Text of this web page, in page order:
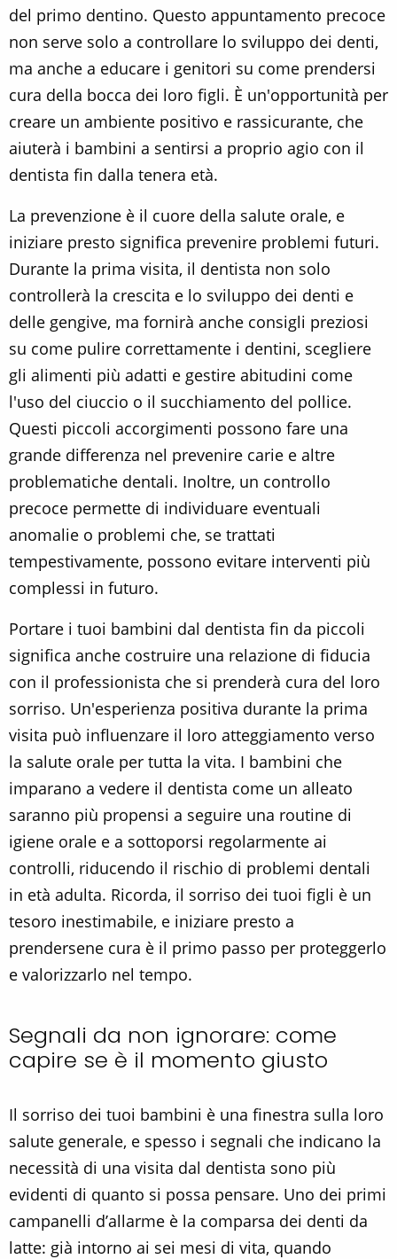
del primo dentino. Questo appuntamento precoce
non serve solo a controllare lo sviluppo dei denti,
ma anche a educare i genitori su come prendersi
cura della bocca dei loro figli. È un'opportunità per
creare un ambiente positivo e rassicurante, che
aiuterà i bambini a sentirsi a proprio agio con il
dentista fin dalla tenera età.
La prevenzione è il cuore della salute orale, e
iniziare presto significa prevenire problemi futuri.
Durante la prima visita, il dentista non solo
controllerà la crescita e lo sviluppo dei denti e
delle gengive, ma fornirà anche consigli preziosi
su come pulire correttamente i dentini, scegliere
gli alimenti più adatti e gestire abitudini come
l'uso del ciuccio o il succhiamento del pollice.
Questi piccoli accorgimenti possono fare una
grande differenza nel prevenire carie e altre
problematiche dentali. Inoltre, un controllo
precoce permette di individuare eventuali
anomalie o problemi che, se trattati
tempestivamente, possono evitare interventi più
complessi in futuro.
Portare i tuoi bambini dal dentista fin da piccoli
significa anche costruire una relazione di fiducia
con il professionista che si prenderà cura del loro
sorriso. Un'esperienza positiva durante la prima
visita può influenzare il loro atteggiamento verso
la salute orale per tutta la vita. I bambini che
imparano a vedere il dentista come un alleato
saranno più propensi a seguire una routine di
igiene orale e a sottoporsi regolarmente ai
controlli, riducendo il rischio di problemi dentali
in età adulta. Ricorda, il sorriso dei tuoi figli è un
tesoro inestimabile, e iniziare presto a
prendersene cura è il primo passo per proteggerlo
e valorizzarlo nel tempo.
Segnali da non ignorare: come
capire se è il momento giusto
Il sorriso dei tuoi bambini è una finestra sulla loro
salute generale, e spesso i segnali che indicano la
necessità di una visita dal dentista sono più
evidenti di quanto si possa pensare. Uno dei primi
campanelli d’allarme è la comparsa dei denti da
latte: già intorno ai sei mesi di vita, quando